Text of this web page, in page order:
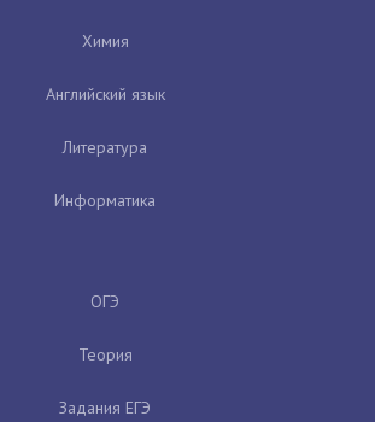
Химия
Английский язык
Литература
Информатика
ОГЭ
Теория
Задания ЕГЭ